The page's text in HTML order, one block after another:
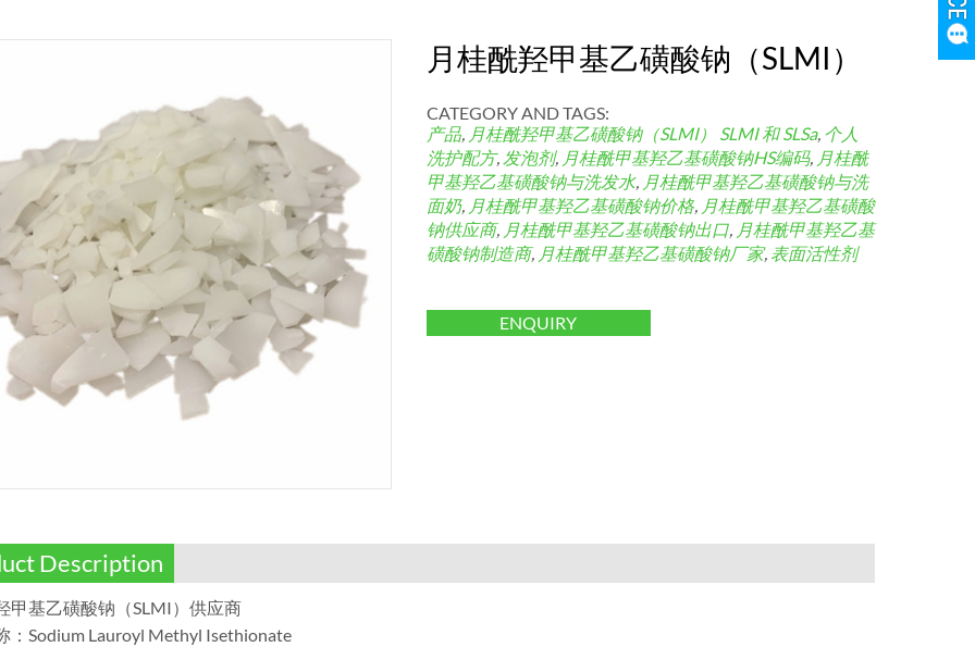
月桂酰羟甲基乙磺酸钠（SLMI）
CATEGORY AND TAGS:
产品, 月桂酰羟甲基乙磺酸钠（SLMI） SLMI 和 SLSa, 个人
洗护配方, 发泡剂, 月桂酰甲基羟乙基磺酸钠HS编码, 月桂酰
甲基羟乙基磺酸钠与洗发水, 月桂酰甲基羟乙基磺酸钠与洗
面奶, 月桂酰甲基羟乙基磺酸钠价格, 月桂酰甲基羟乙基磺酸
钠供应商, 月桂酰甲基羟乙基磺酸钠出口, 月桂酰甲基羟乙基
磺酸钠制造商, 月桂酰甲基羟乙基磺酸钠厂家, 表面活性剂
ENQUIRY
Description
甲基乙磺酸钠（SLMI）供应商
：Sodium Lauroyl Methyl Isethionate